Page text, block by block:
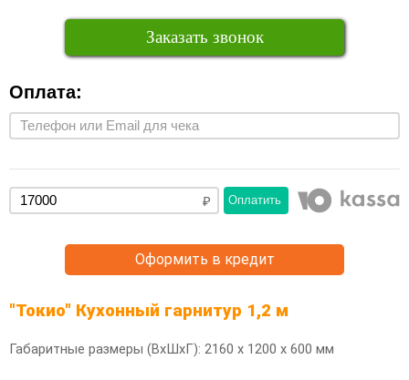
Заказать звонок
Оплата:
Оплатить
Оформить в кредит
"Токио" Кухонный гарнитур 1,2 м
Габаритные размеры (ВхШхГ): 2160 х 1200 х 600 мм